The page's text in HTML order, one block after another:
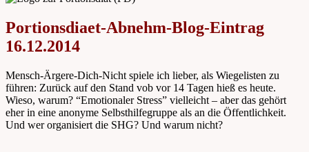
Portionsdiaet-Abnehm-Blog-Eintrag
16.12.2014
Mensch-Ärgere-Dich-Nicht spiele ich lieber, als Wiegelisten zu
führen: Zurück auf den Stand vob vor 14 Tagen hieß es heute.
Wieso, warum? “Emotionaler Stress” vielleicht – aber das gehört
eher in eine anonyme Selbsthilfegruppe als an die Öffentlichkeit.
Und wer organisiert die SHG? Und warum nicht?